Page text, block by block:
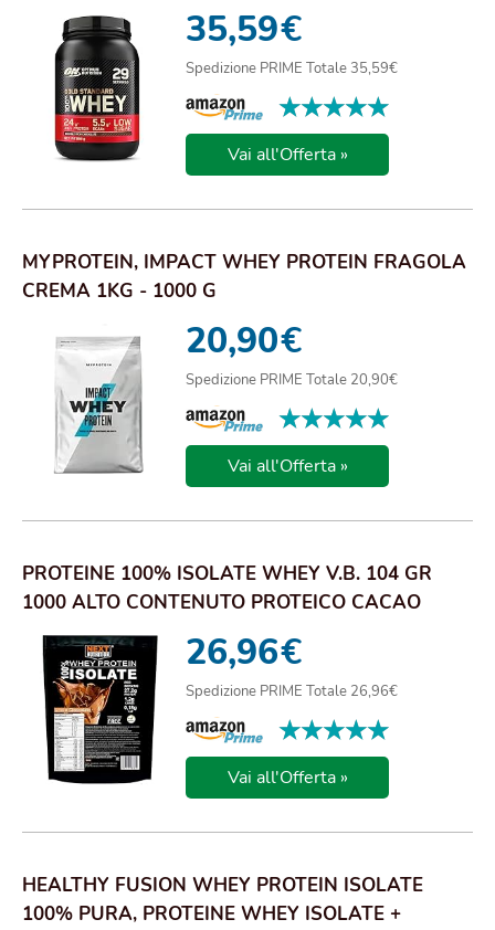
35,59€
Spedizione PRIME Totale 35,59€
★★★★★
★★★★★
Vai all'Offerta »
MYPROTEIN, IMPACT WHEY PROTEIN FRAGOLA
CREMA 1KG - 1000 G
20,90€
Spedizione PRIME Totale 20,90€
★★★★★
★★★★★
Vai all'Offerta »
PROTEINE 100% ISOLATE WHEY V.B. 104 GR
1000 ALTO CONTENUTO PROTEICO CACAO
SOLO 0,18GR D...
26,96€
Spedizione PRIME Totale 26,96€
★★★★★
★★★★★
Vai all'Offerta »
HEALTHY FUSION WHEY PROTEIN ISOLATE
100% PURA, PROTEINE WHEY ISOLATE +